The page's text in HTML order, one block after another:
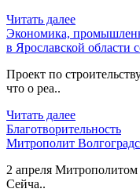
Читать далее
Экономика,
в Ярославской области
Проект по
что о реа..
Читать далее
Благотворительность
Митрополит
2 апреля
Сейча..